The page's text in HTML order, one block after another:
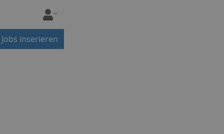
Jobs inserieren